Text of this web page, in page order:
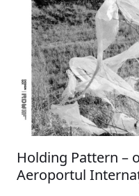
Holding Pattern –
Aeroportul